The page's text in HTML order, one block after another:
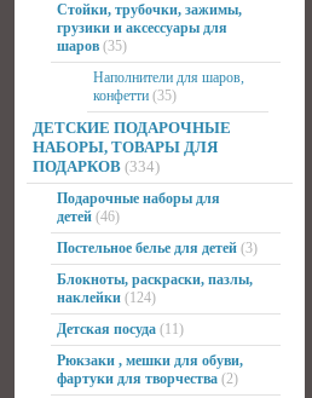
Стойки, трубочки, зажимы,
грузики и аксессуары для
шаров (35)
Наполнители для шаров,
конфетти (35)
ДЕТСКИЕ ПОДАРОЧНЫЕ
НАБОРЫ, ТОВАРЫ ДЛЯ
ПОДАРКОВ (334)
Подарочные наборы для
детей (46)
Постельное белье для детей (3)
Блокноты, раскраски, пазлы,
наклейки (124)
Детская посуда (11)
Рюкзаки , мешки для обуви,
фартуки для творчества (2)